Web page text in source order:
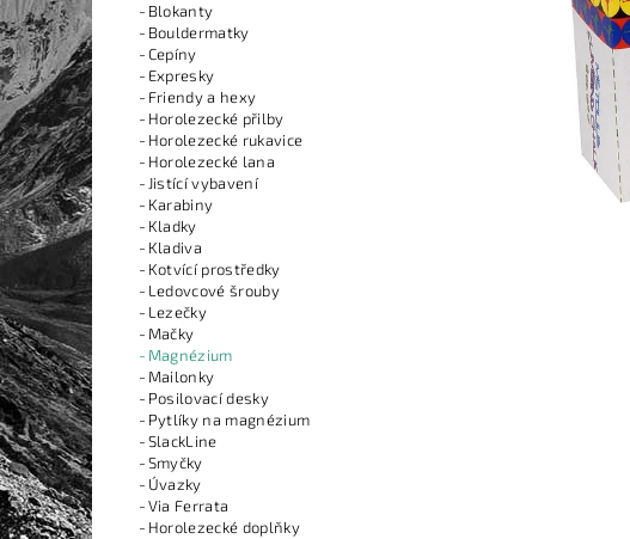
Blokanty
Bouldermatky
Cepíny
Expresky
Friendy a hexy
Horolezecké přilby
Horolezecké rukavice
Horolezecké lana
Jistící vybavení
Karabiny
Kladky
Kladiva
Kotvící prostředky
Ledovcové šrouby
Lezečky
Mačky
Magnézium
Mailonky
Posilovací desky
Pytlíky na magnézium
SlackLine
Smyčky
Úvazky
Via Ferrata
Horolezecké doplňky